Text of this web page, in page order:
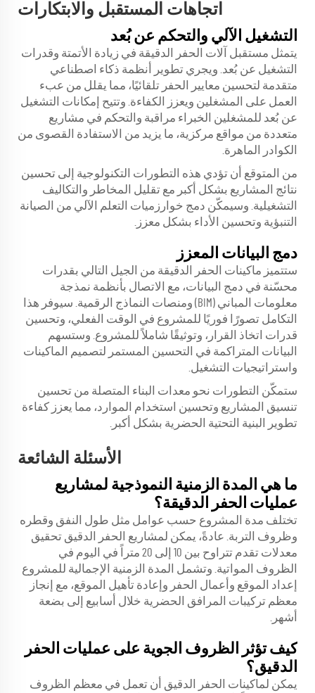
اتجاهات المستقبل والابتكارات
التشغيل الآلي والتحكم عن بُعد
يتمثل مستقبل آلات الحفر الدقيقة في زيادة الأتمتة وقدرات
التشغيل عن بُعد. ويجري تطوير أنظمة ذكاء اصطناعي
متقدمة لتحسين معايير الحفر تلقائيًا، مما يقلل من عبء
العمل على المشغلين ويعزز الكفاءة. وتتيح إمكانات التشغيل
عن بُعد للمشغلين الخبراء مراقبة والتحكم في مشاريع
متعددة من مواقع مركزية، ما يزيد من الاستفادة القصوى من
الكوادر الماهرة.
من المتوقع أن تؤدي هذه التطورات التكنولوجية إلى تحسين
نتائج المشاريع بشكل أكبر مع تقليل المخاطر والتكاليف
التشغيلية. وسيمكّن دمج خوارزميات التعلم الآلي من الصيانة
التنبؤية وتحسين الأداء بشكل معزز.
دمج البيانات المعزز
ستتميز ماكينات الحفر الدقيقة من الجيل التالي بقدرات
محسّنة في دمج البيانات، مع الاتصال بأنظمة نمذجة
معلومات المباني (BIM) ومنصات النماذج الرقمية. سيوفر هذا
التكامل تصورًا فوريًا للمشروع في الوقت الفعلي، وتحسين
قدرات اتخاذ القرار، وتوثيقًا شاملاً للمشروع. وستسهم
البيانات المتراكمة في التحسين المستمر لتصميم الماكينات
واستراتيجيات التشغيل.
ستمكّن التطورات نحو معدات البناء المتصلة من تحسين
تنسيق المشاريع وتحسين استخدام الموارد، مما يعزز كفاءة
تطوير البنية التحتية الحضرية بشكل أكبر.
الأسئلة الشائعة
ما هي المدة الزمنية النموذجية لمشاريع
عمليات الحفر الدقيقة؟
تختلف مدة المشروع حسب عوامل مثل طول النفق وقطره
وظروف التربة. عادةً، يمكن لمشاريع الحفر الدقيق تحقيق
معدلات تقدم تتراوح بين 10 إلى 20 متراً في اليوم في
الظروف المواتية. وتشمل المدة الزمنية الإجمالية للمشروع
إعداد الموقع وأعمال الحفر وإعادة تأهيل الموقع، مع إنجاز
معظم تركيبات المرافق الحضرية خلال أسابيع إلى بضعة
أشهر.
كيف تؤثر الظروف الجوية على عمليات الحفر
الدقيق؟
يمكن لماكينات الحفر الدقيق أن تعمل في معظم الظروف